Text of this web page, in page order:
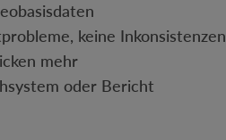
keine Inkonsistenzen
mehr
oder Bericht